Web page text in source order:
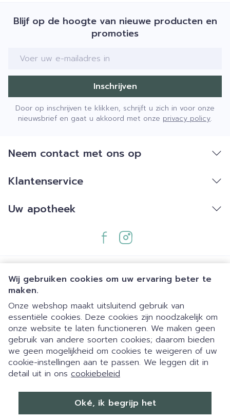
Wij gebruiken cookies om uw ervaring beter te
maken.
Onze webshop maakt uitsluitend gebruik van
essentiële cookies. Deze cookies zijn noodzakelijk om
onze website te laten functioneren. We maken geen
gebruik van andere soorten cookies; daarom bieden
we geen mogelijkheid om cookies te weigeren of uw
cookie-instellingen aan te passen. We leggen dit in
detail uit in ons cookiebeleid
Oké, ik begrijp het
1 van 1
Eigen parking | 24/7 automaat |
Zaterdag open 09:00-12:00
Blijf op de hoogte van nieuwe producten en
promoties
E-mail adres
Inschrijven
Door op inschrijven te klikken, schrijft u zich in voor onze
nieuwsbrief en gaat u akkoord met onze privacy policy.
Neem contact met ons op
Klantenservice
Uw apotheek
Juridische links